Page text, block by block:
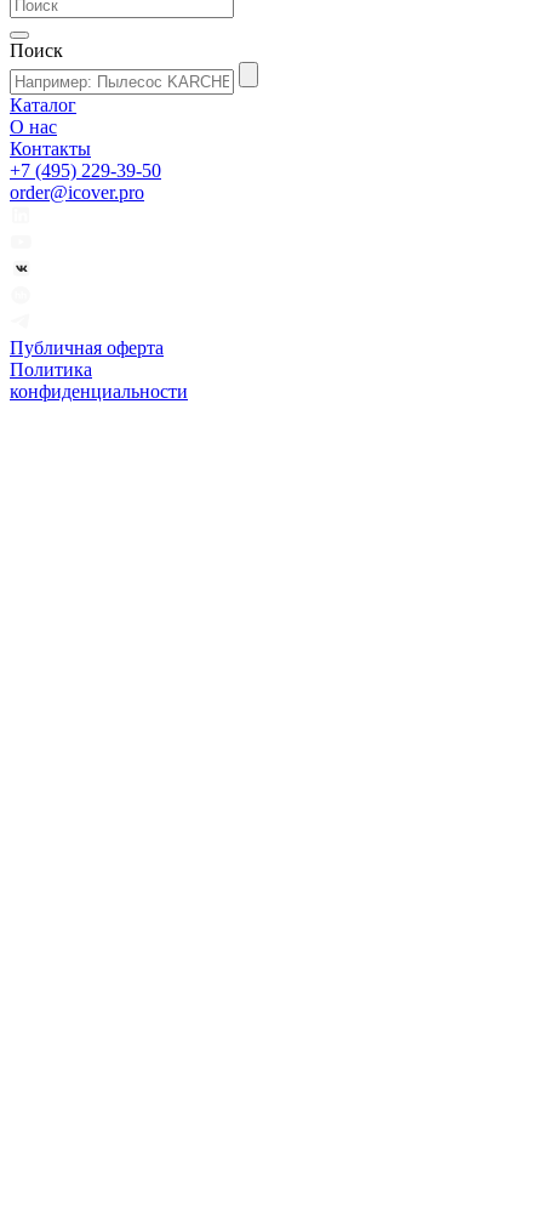
Поиск
Каталог
О нас
Контакты
+7 (495) 229-39-50
order@icover.pro
Публичная оферта
Политика
конфиденциальности